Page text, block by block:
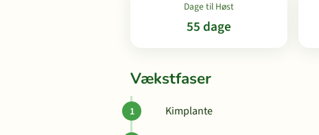
Dage til Høst
55 dage
Vækstfaser
Kimplante